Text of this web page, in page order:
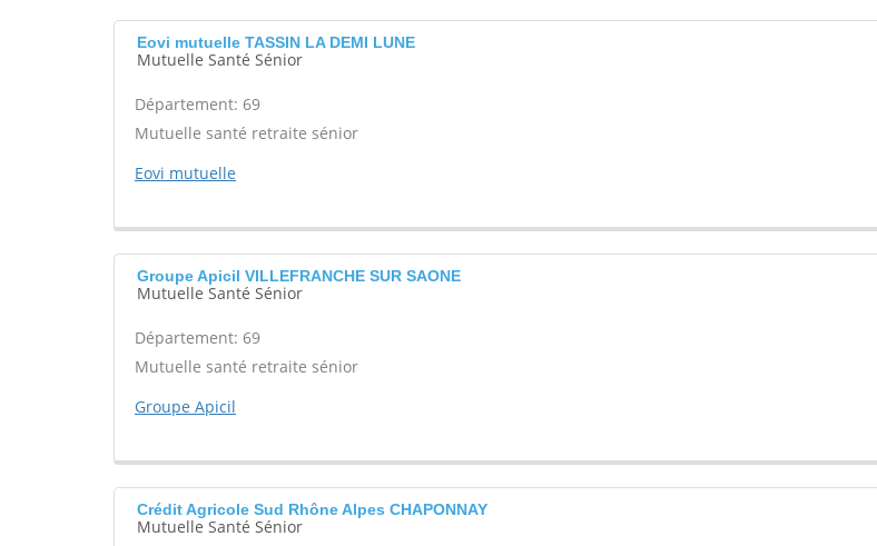
Eovi mutuelle TASSIN LA DEMI LUNE
Mutuelle Santé Sénior
Département: 69
Mutuelle santé retraite sénior
Eovi mutuelle
Groupe Apicil VILLEFRANCHE SUR SAONE
Mutuelle Santé Sénior
Département: 69
Mutuelle santé retraite sénior
Groupe Apicil
Crédit Agricole Sud Rhône Alpes CHAPONNAY
Mutuelle Santé Sénior